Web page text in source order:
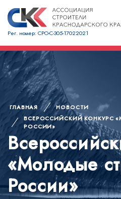
Рег. номер: СРО-С-305-17022021
ГЛАВНАЯ
НОВОСТИ
ВСЕРОССИЙСКИЙ КОНКУРС
РОССИИ»
«Молодые
России»